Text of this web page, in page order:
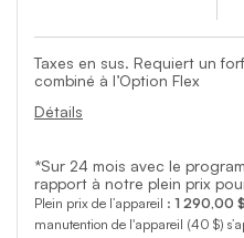
Taxes en sus. Requiert un
combiné à l’Option Flex
Détails
*Sur 24 mois avec le
rapport à notre plein prix
Plein prix de l’appareil : 1 290,00 $
manutention de l'appareil (40 $)